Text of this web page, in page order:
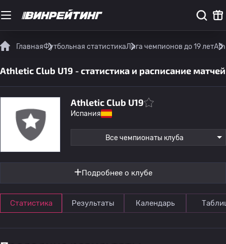
ГлавнаяФутбольная статистикаЛига чемпионов до 19 лет
Athletic Club U19 - статистика и расписание матчей
Athletic Club U19
Испания
Все чемпионаты клуба
Подробнее о клубе
Статистика Результаты Календарь